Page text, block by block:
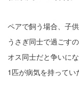
ペアで飼う場合、子
うさぎ同士で過ごす
オス同士だと争いに
1匹が病気を持ってい